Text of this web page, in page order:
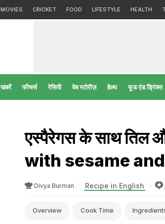
MOVIES CRICKET FOOD LIFESTYLE HEALTH
खबरें फीचर्स रेसिपी वेब स्टोरीज़ हेल्‍थ फूड एंड ड्रिंक्स
एस्पैरेगस के साथ तिल
with sesame
Divya Burman Recipe in English
Overview Cook Time